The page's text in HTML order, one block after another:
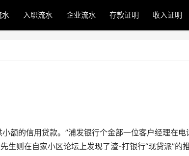
水 入职流水 企业流水 存款证明 收入证明
额的信用贷款。”浦发银行个金部一位客户经理在电
生则在自家小区论坛上发现了渣-打银行“现贷派”的